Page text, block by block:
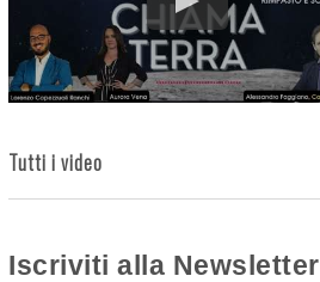
Tutti i video
Iscriviti alla Newsletter